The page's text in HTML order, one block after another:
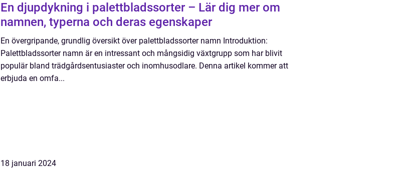
En djupdykning i palettbladssorter – Lär dig mer om
namnen, typerna och deras egenskaper
En övergripande, grundlig översikt över palettbladssorter namn Introduktion:
Palettbladssorter namn är en intressant och mångsidig växtgrupp som har blivit
populär bland trädgårdsentusiaster och inomhusodlare. Denna artikel kommer att
erbjuda en omfa...
18 januari 2024